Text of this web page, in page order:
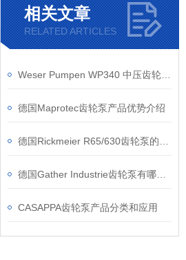
相关文章
RELATED ARTICLES
德国Maprotec齿轮泵产品优势介绍
CASAPPA齿轮泵产品分类和应用